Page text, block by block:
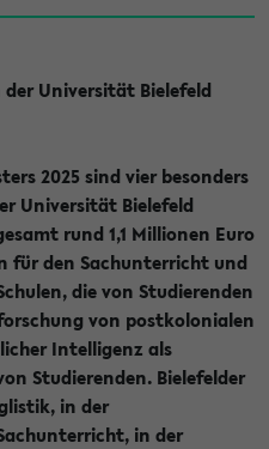
Universität Bielefeld
2025 sind vier besonders
Universität Bielefeld
rund 1,1 Millionen Euro
für den Sachunterricht und
die von Studierenden
von postkolonialen
Intelligenz als
Studierenden. Bielefelder
in der
in der